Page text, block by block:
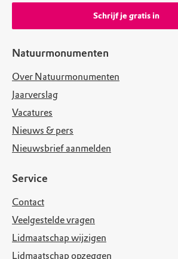
Natuurmonumenten
Over Natuurmonumenten
Jaarverslag
Vacatures
Nieuws & pers
Nieuwsbrief aanmelden
Service
Contact
Veelgestelde vragen
Lidmaatschap wijzigen
Lidmaatschap opzeggen
Schrijf je gratis in